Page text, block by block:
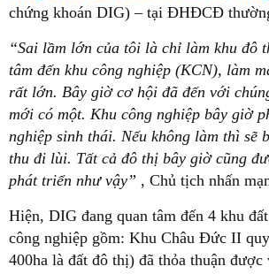
chứng khoán DIG) – tại ĐHĐCĐ
“Sai lầm lớn của tôi là chỉ làm khu đô
tâm đến khu công nghiệp (KCN), làm
rất lớn. Bây giờ cơ hội đã đến với
mới có một. Khu công nghiệp bây giờ
nghiệp sinh thái. Nếu không làm thì sẽ
thu đi lùi. Tất cả đô thị bây giờ cũng
phát triển như vậy” , Chủ tịch nhấn
Hiện, DIG đang quan tâm đến 4 khu
công nghiệp gồm: Khu Châu Đức II
400ha là đất đô thị) đã thỏa thuận